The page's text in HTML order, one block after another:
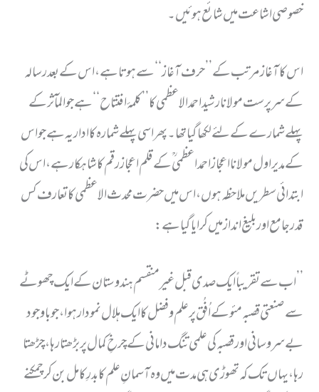
خصوصی اشاعت میں شائع ہوئیں۔
اس کا آغاز مرتب کے ’’حرف آغاز ‘‘ سے ہوتا ہے ،اس کے بعد رسالہ
کے سرپرست مولانا رشید احمد الاعظمی کا ’’ کلمۂ افتتاح ‘‘ ہے جو المآثر کے
پہلے شمارے کے لئے لکھا گیا تھا۔پھر اسی پہلے شمارہ کا اداریہ ہے جو اس
کے مدیر اول مولانا اعجاز احمد اعظمی ؒ کے قلم اعجاز رقم کا شاہکار ہے ، اس کی
ابتدائی سطریں ملاحظہ ہوں،اس میں حضرت محدث الاعظمی کا تعارف کس
قدر جامع اور بلیغ انداز میں کرایا گیا ہے:
’’ اب سے تقریباً ایک صدی قبل غیر منقسم ہندوستان کے ایک چھوٹے
سے صنعتی قصبہ مئو کے اُفُق پر علم وفضل کا ایک ہلال نمودار ہوا ، جو باوجود
بے سروسانی اور قصبہ کی علمی تنگ دامانی کے چرخِ کمال پر بڑھتا رہا، چڑھتا
رہا ،یہاں تک کہ تھوڑی ہی مدت میں وہ آسمانِ علم کا بدرِ کامل بن کر چمکنے